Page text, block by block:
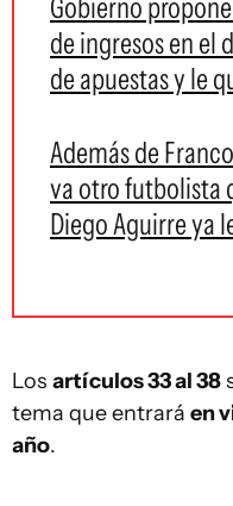
Gobierno
de ingresos en el
de apuestas y le
Además de
va otro futbolista
Diego Aguirre ya
Los artículos 33 al 38
tema que entrará en
año.